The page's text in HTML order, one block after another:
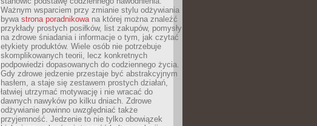
Ważnym wsparciem przy zmianie stylu odżywiania
bywa strona poradnikowana której można znaleźć
przykłady prostych posiłków, list zakupów, pomysły
na zdrowe śniadania i informacje o tym, jak czytać
etykiety produktów. Wiele osób nie potrzebuje
skomplikowanych teorii, lecz konkretnych
podpowiedzi dopasowanych do codziennego życia.
Gdy zdrowe jedzenie przestaje być abstrakcyjnym
hasłem, a staje się zestawem prostych działań,
łatwiej utrzymać motywację i nie wracać do
dawnych nawyków po kilku dniach. Zdrowe
odżywianie powinno uwzględniać także
przyjemność. Jedzenie to nie tylko obowiązek